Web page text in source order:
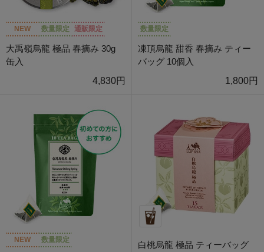
NEW 数量限定 通販限定
大禹嶺烏龍 極品 春摘み 30g
缶入
4,830円
数量限定
凍頂烏龍 甜香 春摘み ティー
バッグ 10個入
1,800円
NEW 数量限定
白桃烏龍 極品 ティーバッグ